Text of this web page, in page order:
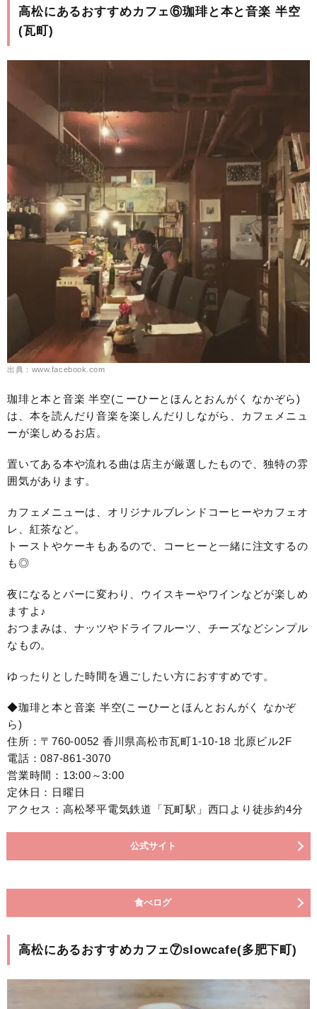
高松にあるおすすめカフェ⑥珈琲と本と音楽 半空
(瓦町)
出典：www.facebook.com
珈琲と本と音楽 半空(こーひーとほんとおんがく なかぞら)
は、本を読んだり音楽を楽しんだりしながら、カフェメニュ
ーが楽しめるお店。
置いてある本や流れる曲は店主が厳選したもので、独特の雰
囲気があります。
カフェメニューは、オリジナルブレンドコーヒーやカフェオ
レ、紅茶など。
トーストやケーキもあるので、コーヒーと一緒に注文するの
も◎
夜になるとバーに変わり、ウイスキーやワインなどが楽しめ
ますよ♪
おつまみは、ナッツやドライフルーツ、チーズなどシンプル
なもの。
ゆったりとした時間を過ごしたい方におすすめです。
◆珈琲と本と音楽 半空(こーひーとほんとおんがく なかぞ
ら)
住所：〒760-0052 香川県高松市瓦町1-10-18 北原ビル2F
電話：087-861-3070
営業時間：13:00～3:00
定休日：日曜日
アクセス：高松琴平電気鉄道「瓦町駅」西口より徒歩約4分
公式サイト
食べログ
高松にあるおすすめカフェ⑦slowcafe(多肥下町)